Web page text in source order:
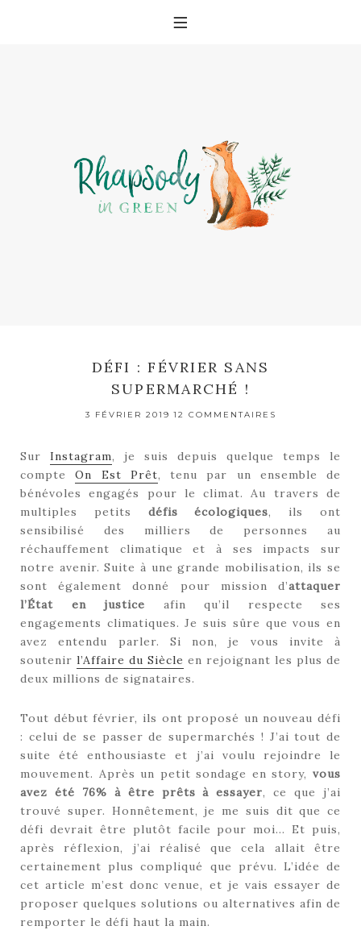
DÉFI : FÉVRIER SANS
SUPERMARCHÉ !
3 FÉVRIER 2019 12 COMMENTAIRES
Sur Instagram, je suis depuis quelque temps le
compteOn Est Prêt, tenu par un ensemble de
bénévoles engagés pour le climat. Au travers de
multiples petits défis écologiques, ils ont
sensibilisé des milliers de personnes au
réchauffement climatique et à ses impacts sur
notre avenir. Suite à une grande mobilisation, ils se
sont également donné pour mission d’attaquer
l’État en justice afin qu’il respecte ses
engagements climatiques. Je suis sûre que vous en
avez entendu parler. Si non, je vous invite à
soutenir l’Affaire du Siècle en rejoignant les plus de
deux millions de signataires.
Tout début février, ils ont proposé un nouveau défi
: celui de se passer de supermarchés ! J’ai tout de
suite été enthousiaste et j’ai voulu rejoindre le
mouvement. Après un petit sondage en story, vous
avez été 76% à être prêts à essayer, ce que j’ai
trouvé super. Honnêtement, je me suis dit que ce
défi devrait être plutôt facile pour moi… Et puis,
après réflexion, j’ai réalisé que cela allait être
certainement plus compliqué que prévu. L’idée de
cet article m’est donc venue, et je vais essayer de
proposer quelques solutions ou alternatives afin de
remporter le défi haut la main.